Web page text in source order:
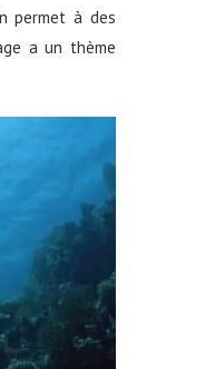
permet à des
a un thème